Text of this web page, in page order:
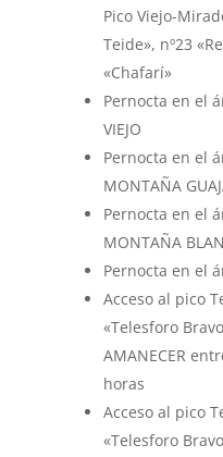
Pico Viejo-
Teide», nº23
«Chafarí»
Pernocta en el
VIEJO
Pernocta en el
MONTAÑA
Pernocta en el
MONTAÑA
Pernocta en el
Acceso al pico
«Telesforo
AMANECER
horas
Acceso al pico
«Telesforo